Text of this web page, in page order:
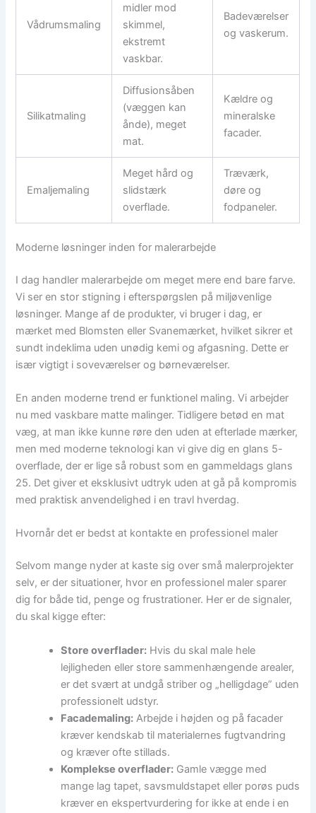
Vådrumsmaling
midler mod
skimmel,
ekstremt
vaskbar.
Badeværelser
og vaskerum.
Silikatmaling
Diffusionsåben
(væggen kan
ånde), meget
mat.
Kældre og
mineralske
facader.
Emaljemaling
Meget hård og
slidstærk
overflade.
Træværk,
døre og
fodpaneler.
Moderne løsninger inden for malerarbejde
I dag handler malerarbejde om meget mere end bare farve.
Vi ser en stor stigning i efterspørgslen på miljøvenlige
løsninger. Mange af de produkter, vi bruger i dag, er
mærket med Blomsten eller Svanemærket, hvilket sikrer et
sundt indeklima uden unødig kemi og afgasning. Dette er
især vigtigt i soveværelser og børneværelser.
En anden moderne trend er funktionel maling. Vi arbejder
nu med vaskbare matte malinger. Tidligere betød en mat
væg, at man ikke kunne røre den uden at efterlade mærker,
men med moderne teknologi kan vi give dig en glans 5-
overflade, der er lige så robust som en gammeldags glans
25. Det giver et eksklusivt udtryk uden at gå på kompromis
med praktisk anvendelighed i en travl hverdag.
Hvornår det er bedst at kontakte en professionel maler
Selvom mange nyder at kaste sig over små malerprojekter
selv, er der situationer, hvor en professionel maler sparer
dig for både tid, penge og frustrationer. Her er de signaler,
du skal kigge efter:
Store overflader: Hvis du skal male hele
lejligheden eller store sammenhængende arealer,
er det svært at undgå striber og „helligdage” uden
professionelt udstyr.
Facademaling: Arbejde i højden og på facader
kræver kendskab til materialernes fugtvandring
og kræver ofte stillads.
Komplekse overflader: Gamle vægge med
mange lag tapet, savsmuldstapet eller porøs puds
kræver en ekspertvurdering for ikke at ende i en